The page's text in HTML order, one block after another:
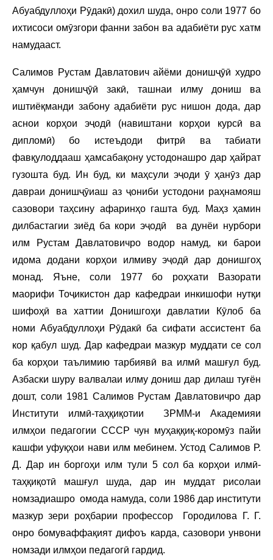
Абуабдуллоҳи Рӯдакӣ) дохил шуда, онро соли 1977 бо
ихтисоси омӯзгори фанни забон ва адабиёти рус хатм
намудааст.
Салимов Рустам Давлатович айёми донишҷӯӣ худро
ҳамчун донишҷӯӣ закӣ, ташнаи илму дониш ва
иштиёқманди забону адабиёти рус нишон дода, дар
аснои корҳои эҷодӣ (навиштани корҳои курсӣ ва
дипломӣ) бо истеъдоди фитрӣ ва табиати
фавқулоддааш ҳамсабақону устодонашро дар ҳайрат
гузошта буд. Ин буд, ки маҳсули эҷоди ӯ ҳанӯз дар
давраи донишҷӯиаш аз ҷониби устодони раҳнамояш
сазовори таҳсину афаринҳо гашта буд. Маҳз ҳамин
дилбастагии зиёд ба кори эҷодӣ ва дунёи нурбори
илм Рустам Давлатовичро водор намуд, ки барои
идома додани корҳои илмиву эҷодӣ дар донишгоҳ
монад. Яъне, соли 1977 бо роҳхати Вазорати
маорифи Тоҷикистон дар кафедраи инкишофи нутқи
шифоҳӣ ва хаттии Донишгоҳи давлатии Кӯлоб ба
номи Абуабдуллоҳи Рӯдакӣ ба сифати ассистент ба
кор қабул шуд. Дар кафедраи мазкур муддати се сол
ба корҳои таълимию тарбиявӣ ва илмӣ машғул буд.
Азбаски шуру валвалаи илму дониш дар дилаш туғён
дошт, соли 1981 Салимов Рустам Давлатовичро дар
Институти илмӣ-таҳқиқотии ЗРММ-и Академияи
илмҳои педагогии СССР чун муҳаққиқ-коромӯз пайи
кашфи уфуқҳои нави илм мебинем. Устод Салимов Р.
Д. Дар ин боргоҳи илм тули 5 сол ба корҳои илмӣ-
таҳқиқотӣ машғул шуда, дар ин муддат рисолаи
номзадиашро омода намуда, соли 1986 дар институти
мазкур зери роҳбарии профессор Городилова Г. Г.
онро бомуваффақият дифоъ карда, сазовори унвони
номзади илмҳои педагогӣ гардид.